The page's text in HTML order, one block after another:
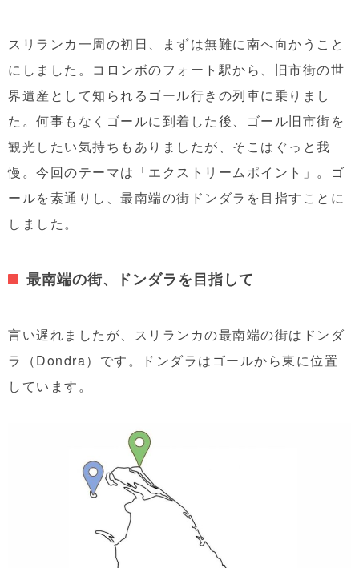
スリランカ一周の初日、まずは無難に南へ向かうこと
にしました。コロンボのフォート駅から、旧市街の世
界遺産として知られるゴール行きの列車に乗りまし
た。何事もなくゴールに到着した後、ゴール旧市街を
観光したい気持ちもありましたが、そこはぐっと我
慢。今回のテーマは「エクストリームポイント」。ゴ
ールを素通りし、最南端の街ドンダラを目指すことに
しました。
最南端の街、ドンダラを目指して
言い遅れましたが、スリランカの最南端の街はドンダ
ラ（Dondra）です。ドンダラはゴールから東に位置
しています。